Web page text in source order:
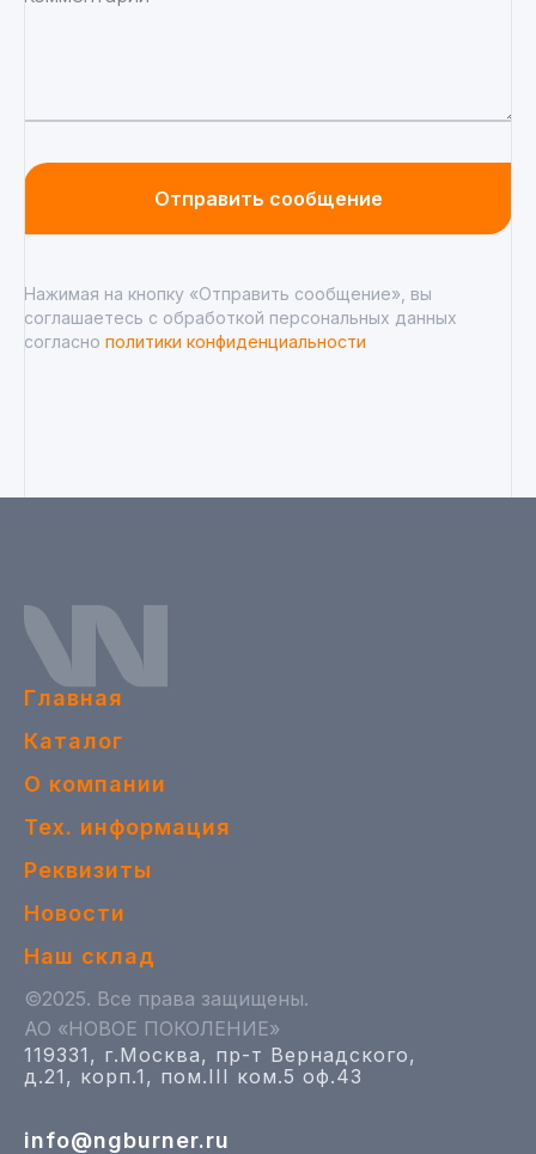
Отправить сообщение
Нажимая на кнопку «Отправить сообщение», вы
соглашаетесь с обработкой персональных данных
согласно политики конфиденциальности
Главная
Каталог
О компании
Тех. информация
Реквизиты
Новости
Наш склад
©2025. Все права защищены.
АО «НОВОЕ ПОКОЛЕНИЕ»
119331, г.Москва, пр-т Вернадского,
д.21, корп.1, пом.III ком.5 оф.43
info@ngburner.ru